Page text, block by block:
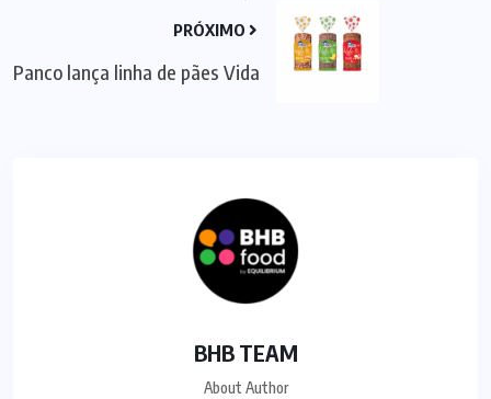
PRÓXIMO
Panco lança linha de pães Vida
BHB TEAM
About Author